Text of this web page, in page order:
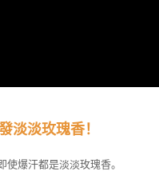
淡淡玫瑰香！
爆汗都是淡淡玫瑰香。